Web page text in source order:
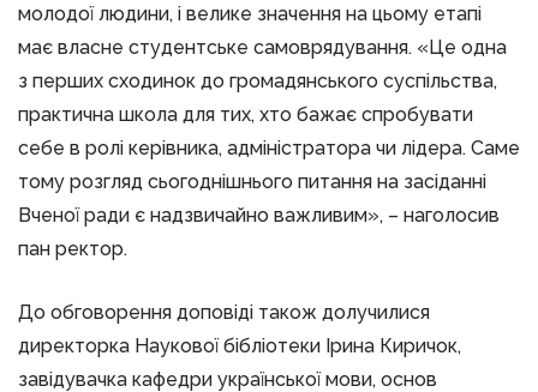
молодої людини, і велике значення на цьому етапі
має власне студентське самоврядування. «Це одна
з перших сходинок до громадянського суспільства,
практична школа для тих, хто бажає спробувати
себе в ролі керівника, адміністратора чи лідера. Саме
тому розгляд сьогоднішнього питання на засіданні
Вченої ради є надзвичайно важливим», – наголосив
пан ректор.
До обговорення доповіді також долучилися
директорка Наукової бібліотеки Ірина Киричок,
завідувачка кафедри української мови, основ